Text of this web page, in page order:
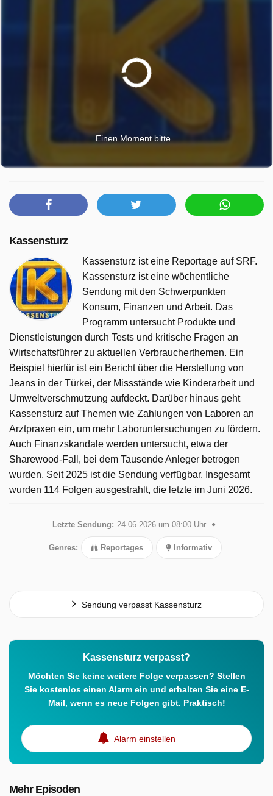
Einen Moment bitte...
Kassensturz
Kassensturz ist eine Reportage auf SRF.
Kassensturz ist eine wöchentliche
Sendung mit den Schwerpunkten
Konsum, Finanzen und Arbeit. Das
Programm untersucht Produkte und
Dienstleistungen durch Tests und kritische Fragen an
Wirtschaftsführer zu aktuellen Verbraucherthemen. Ein
Beispiel hierfür ist ein Bericht über die Herstellung von
Jeans in der Türkei, der Missstände wie Kinderarbeit und
Umweltverschmutzung aufdeckt. Darüber hinaus geht
Kassensturz auf Themen wie Zahlungen von Laboren an
Arztpraxen ein, um mehr Laboruntersuchungen zu fördern.
Auch Finanzskandale werden untersucht, etwa der
Sharewood-Fall, bei dem Tausende Anleger betrogen
wurden. Seit 2025 ist die Sendung verfügbar. Insgesamt
wurden 114 Folgen ausgestrahlt, die letzte im Juni 2026.
Letzte Sendung: 24-06-2026 um 08:00 Uhr
Genres: Reportages Informativ
Sendung verpasst Kassensturz
Kassensturz verpasst?
Möchten Sie keine weitere Folge verpassen? Stellen
Sie kostenlos einen Alarm ein und erhalten Sie eine E-
Mail, wenn es neue Folgen gibt. Praktisch!
Alarm einstellen
Mehr Episoden